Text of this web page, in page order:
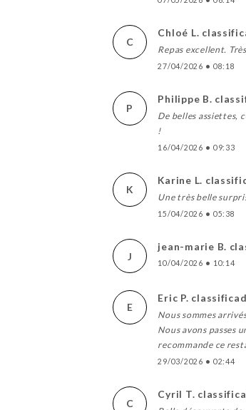
C
Chloé L.
Repas excellent.
27/04/2026 • 08:18
P
Philippe B.
De belles assiettes,
!
16/04/2026 • 09:33
K
Karine L.
Une très belle
15/04/2026 • 05:38
J
jean-marie B.
10/04/2026 • 10:14
E
Eric P.
Nous sommes
Nous avons passes
recommande ce
29/03/2026 • 02:44
C
Cyril T.